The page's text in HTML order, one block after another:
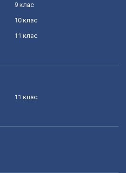
9 клас
10 клас
11 клас
11 клас